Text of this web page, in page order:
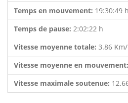
Temps en mouvement: 19:30:49 h
Temps de pause: 2:02:22 h
Vitesse moyenne totale: 3.86
Vitesse moyenne en mouvement:
Vitesse maximale soutenue: